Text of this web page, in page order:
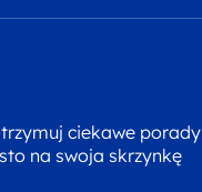
ciekawe porady
na swoja skrzynkę